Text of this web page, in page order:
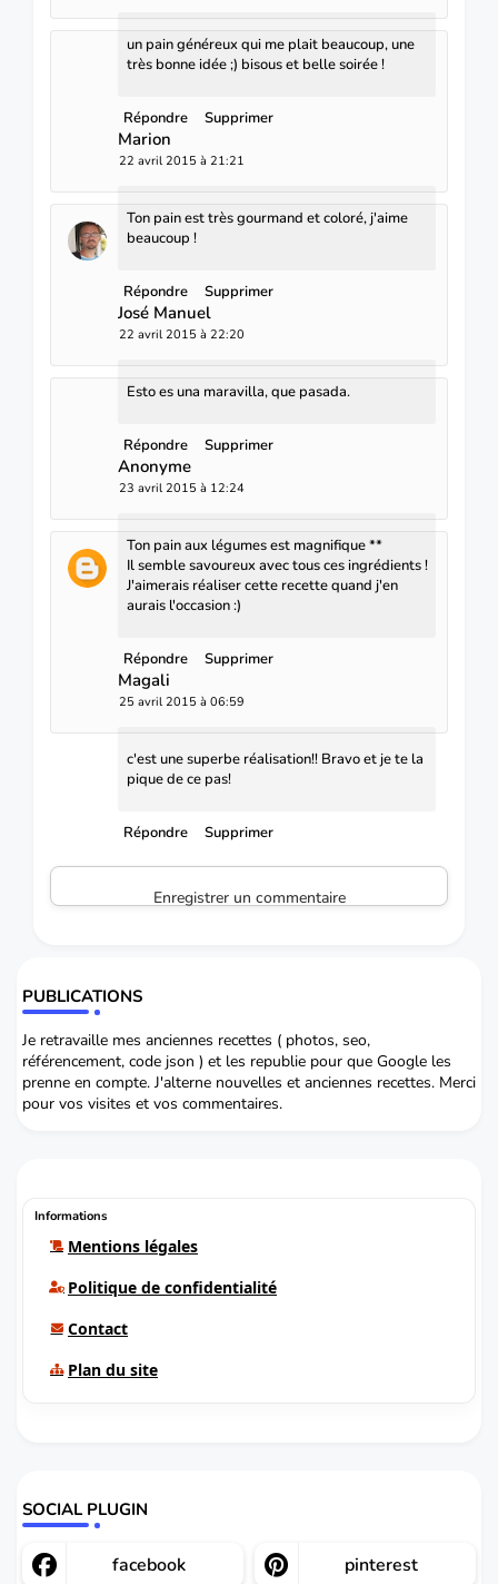
un pain généreux qui me plait beaucoup, une
très bonne idée ;) bisous et belle soirée !
Répondre Supprimer
Marion
22 avril 2015 à 21:21
Ton pain est très gourmand et coloré, j'aime
beaucoup !
Répondre Supprimer
José Manuel
22 avril 2015 à 22:20
Esto es una maravilla, que pasada.
Répondre Supprimer
Anonyme
23 avril 2015 à 12:24
Ton pain aux légumes est magnifique **
Il semble savoureux avec tous ces ingrédients !
J'aimerais réaliser cette recette quand j'en
aurais l'occasion :)
Répondre Supprimer
Magali
25 avril 2015 à 06:59
c'est une superbe réalisation!! Bravo et je te la
pique de ce pas!
Répondre Supprimer
Enregistrer un commentaire
PUBLICATIONS
Je retravaille mes anciennes recettes ( photos, seo,
référencement, code json ) et les republie pour que Google les
prenne en compte. J'alterne nouvelles et anciennes recettes. Merci
pour vos visites et vos commentaires.
Informations
Mentions légales
Politique de confidentialité
Contact
Plan du site
SOCIAL PLUGIN
facebook pinterest